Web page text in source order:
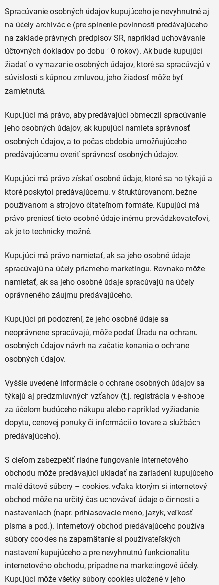
Spracúvanie osobných údajov kupujúceho je nevyhnutné aj
na účely archivácie (pre splnenie povinnosti predávajúceho
na základe právnych predpisov SR, napríklad uchovávanie
účtovných dokladov po dobu 10 rokov). Ak bude kupujúci
žiadať o vymazanie osobných údajov, ktoré sa spracúvajú v
súvislosti s kúpnou zmluvou, jeho žiadosť môže byť
zamietnutá.
Kupujúci má právo, aby predávajúci obmedzil spracúvanie
jeho osobných údajov, ak kupujúci namieta správnosť
osobných údajov, a to počas obdobia umožňujúceho
predávajúcemu overiť správnosť osobných údajov.
Kupujúci má právo získať osobné údaje, ktoré sa ho týkajú a
ktoré poskytol predávajúcemu, v štruktúrovanom, bežne
používanom a strojovo čitateľnom formáte. Kupujúci má
právo preniesť tieto osobné údaje inému prevádzkovateľovi,
ak je to technicky možné.
Kupujúci má právo namietať, ak sa jeho osobné údaje
spracúvajú na účely priameho marketingu. Rovnako môže
namietať, ak sa jeho osobné údaje spracúvajú na účely
oprávneného záujmu predávajúceho.
Kupujúci pri podozrení, že jeho osobné údaje sa
neoprávnene spracúvajú, môže podať Úradu na ochranu
osobných údajov návrh na začatie konania o ochrane
osobných údajov.
Vyššie uvedené informácie o ochrane osobných údajov sa
týkajú aj predzmluvných vzťahov (t.j. registrácia v e-shope
za účelom budúceho nákupu alebo napríklad vyžiadanie
dopytu, cenovej ponuky či informácií o tovare a službách
predávajúceho).
S cieľom zabezpečiť riadne fungovanie internetového
obchodu môže predávajúci ukladať na zariadení kupujúceho
malé dátové súbory – cookies, vďaka ktorým si internetový
obchod môže na určitý čas uchovávať údaje o činnosti a
nastaveniach (napr. prihlasovacie meno, jazyk, veľkosť
písma a pod.). Internetový obchod predávajúceho používa
súbory cookies na zapamätanie si používateľských
nastavení kupujúceho a pre nevyhnutnú funkcionalitu
internetového obchodu, prípadne na marketingové účely.
Kupujúci môže všetky súbory cookies uložené v jeho